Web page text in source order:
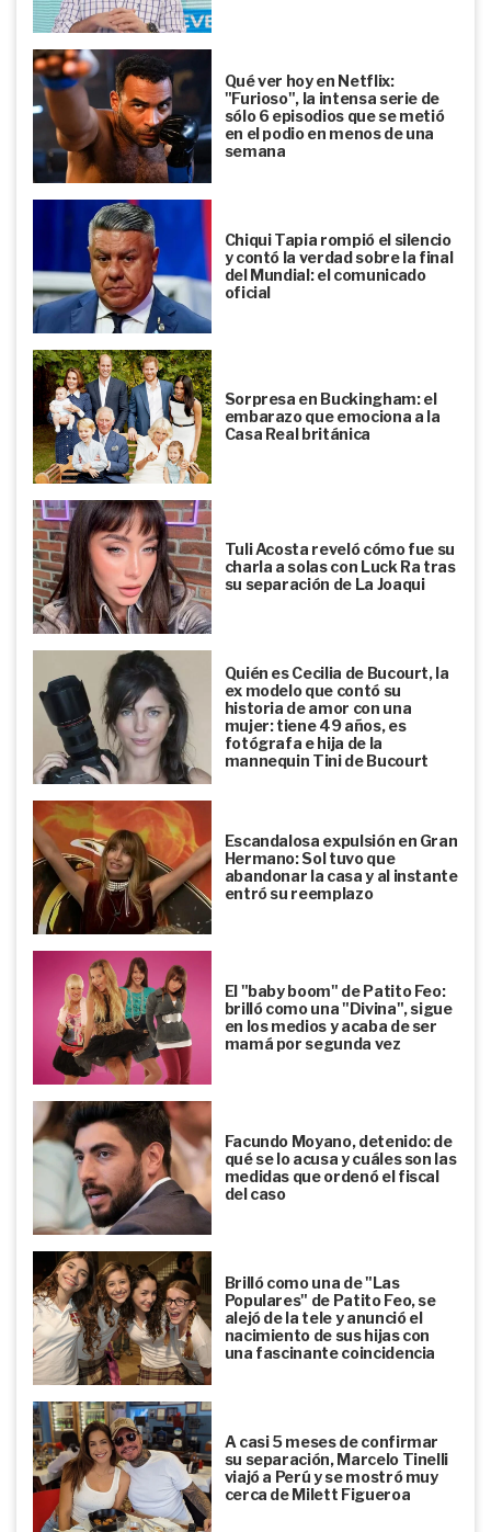
Qué ver hoy en Netflix:
"Furioso", la intensa serie de
sólo 6 episodios que se metió
en el podio en menos de una
semana
Chiqui Tapia rompió el silencio
y contó la verdad sobre la final
del Mundial: el comunicado
oficial
Sorpresa en Buckingham: el
embarazo que emociona a la
Casa Real británica
Tuli Acosta reveló cómo fue su
charla a solas con Luck Ra tras
su separación de La Joaqui
Quién es Cecilia de Bucourt, la
ex modelo que contó su
historia de amor con una
mujer: tiene 49 años, es
fotógrafa e hija de la
mannequin Tini de Bucourt
Escandalosa expulsión en Gran
Hermano: Sol tuvo que
abandonar la casa y al instante
entró su reemplazo
El "baby boom" de Patito Feo:
brilló como una "Divina", sigue
en los medios y acaba de ser
mamá por segunda vez
Facundo Moyano, detenido: de
qué se lo acusa y cuáles son las
medidas que ordenó el fiscal
del caso
Brilló como una de "Las
Populares" de Patito Feo, se
alejó de la tele y anunció el
nacimiento de sus hijas con
una fascinante coincidencia
A casi 5 meses de confirmar
su separación, Marcelo Tinelli
viajó a Perú y se mostró muy
cerca de Milett Figueroa